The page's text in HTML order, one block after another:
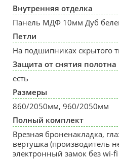
Внутренняя отделка
Панель МДФ 10мм Дуб
Петли
На подшипниках скрытого
Защита от снятия полотна
есть
Размеры
860/2050мм, 960/2050мм
Полный комплект
Врезная броненакладка,
вертушка (производитель
электронный замок без wi-